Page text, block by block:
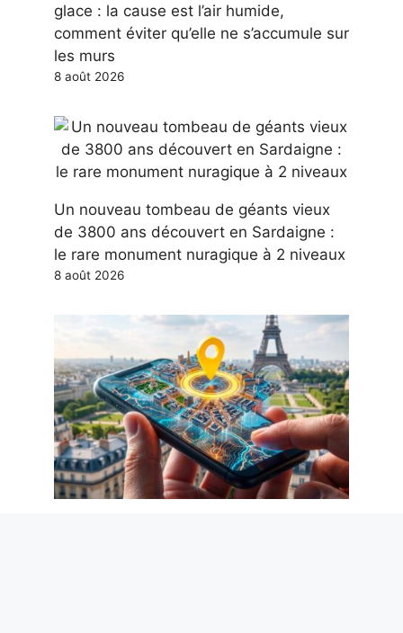
glace : la cause est l’air humide,
comment éviter qu’elle ne s’accumule sur
les murs
8 août 2026
Un nouveau tombeau de géants vieux
de 3800 ans découvert en Sardaigne :
le rare monument nuragique à 2 niveaux
8 août 2026